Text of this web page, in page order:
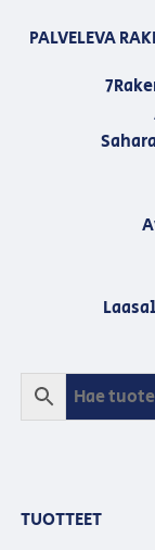
PALVELEVA
TUOTTEET